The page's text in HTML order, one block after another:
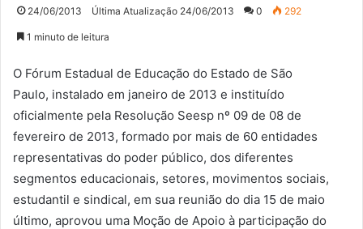
24/06/2013 Última Atualização 24/06/2013 0 292
1 minuto de leitura
O Fórum Estadual de Educação do Estado de São
Paulo, instalado em janeiro de 2013 e instituído
oficialmente pela Resolução Seesp nº 09 de 08 de
fevereiro de 2013, formado por mais de 60 entidades
representativas do poder público, dos diferentes
segmentos educacionais, setores, movimentos sociais,
estudantil e sindical, em sua reunião do dia 15 de maio
último, aprovou uma Moção de Apoio à participação do